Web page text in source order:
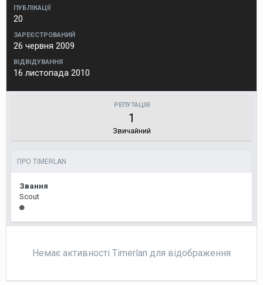
ПУБЛІКАЦІЇ
20
ЗАРЕЄСТРОВАНИЙ
26 червня 2009
ВІДВІДУВАННЯ
16 листопада 2010
РЕПУТАЦІЯ
1
Звичайний
ПРО TIMERLAN
Звання
Scout
Немає активності Timerlan для відображення